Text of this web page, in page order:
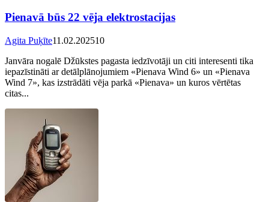
Pienavā būs 22 vēja elektrostacijas
Agita Puķīte11.02.202510
Janvāra nogalē Džūkstes pagasta iedzīvotāji un citi interesenti tika
iepazīstināti ar detālplānojumiem «Pienava Wind 6» un «Pienava
Wind 7», kas izstrādāti vēja parkā «Pienava» un kuros vērtētas
citas...